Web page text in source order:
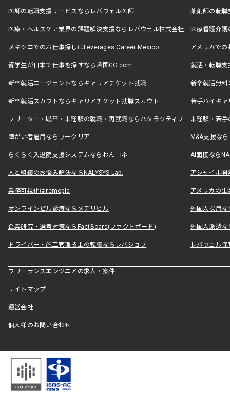
医師の転職支援サービスならレバウェル医師 薬剤師の転
医療・ヘルスケア業界の課題解決支援ならレバウェル株式会社 医療看護介
メキシコでのお仕事探しはLeverages Career Mexico アメリカで
留学生が日本で仕事を探すなら帰国GO.com 就活・転職
新卒就活エージェントならキャリアチケット就職 新卒就活無料
新卒就活スカウトならキャリアチケット就職スカウト 若手ハイキ
フリーター・既卒・未経験の就職・再就職ならハタラクティブ 未経験・若手
障がい者雇用ならワークリア M&A支援な
らくらく入退院支援システムならわんコネ AI面接なら
人と組織のお悩み解決ならNALYSYS Lab. アジャイル
業務可視化はremopia アメリカの
オンラインピル診療ならメデリピル 外国人採用
企業研究・選考対策ならFactBoard(ファクトボード) 外国人派遣な
ドライバー・施工管理技士の転職ならレバジョブ レバウェル
フリーランスエンジニアの求人・案件
サイトマップ
運営会社
個人様のお問い合わせ